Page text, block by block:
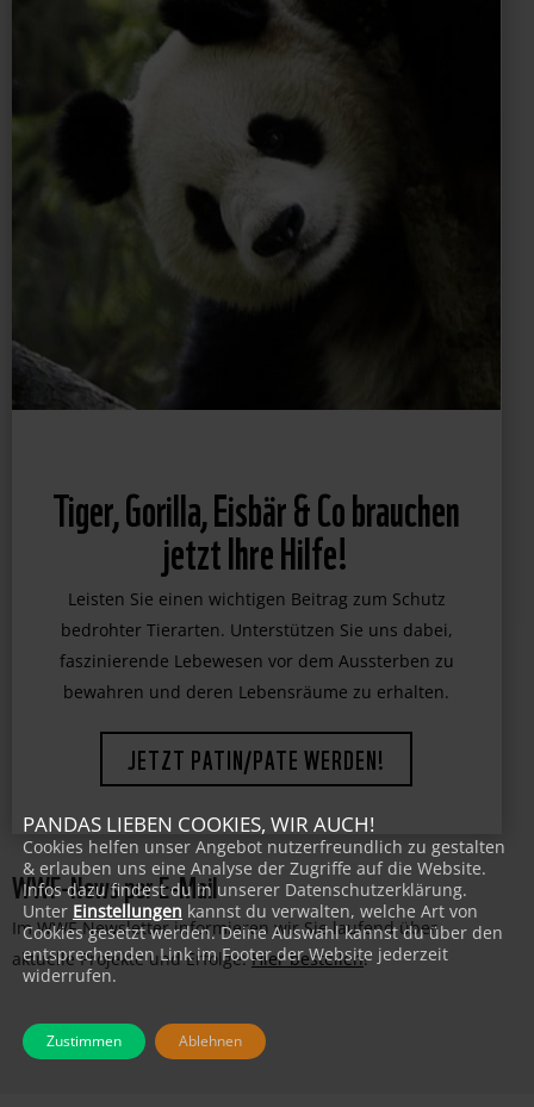
Tiger, Gorilla, Eisbär & Co brauchen
jetzt Ihre Hilfe!
Leisten Sie einen wichtigen Beitrag zum Schutz
bedrohter Tierarten. Unterstützen Sie uns dabei,
faszinierende Lebewesen vor dem Aussterben zu
bewahren und deren Lebensräume zu erhalten.
JETZT PATIN/PATE WERDEN!
WWF-News per E-Mail
Im WWF-Newsletter informieren wir Sie laufend über
aktuelle Projekte und Erfolge:Hier bestellen!
PANDAS LIEBEN COOKIES, WIR AUCH!
Cookies helfen unser Angebot nutzerfreundlich zu gestalten
& erlauben uns eine Analyse der Zugriffe auf die Website.
Infos dazu findest du in unserer Datenschutzerklärung.
Unter Einstellungen kannst du verwalten, welche Art von
Cookies gesetzt werden. Deine Auswahl kannst du über den
entsprechenden Link im Footer der Website jederzeit
widerrufen.
Zustimmen Ablehnen